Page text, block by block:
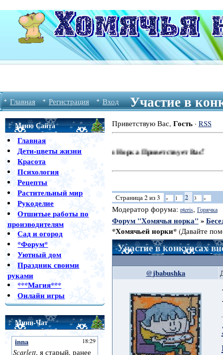
Главная Регистрация Вход Участие в
Меню Сайта
Главная
Дети-цветы жизни
Красота
Психология
Рецепты
Растительный мир
Рукоделие
Отшитые работы по
производителям
Сад и огород
*Форум*
Уютный дом
Праздник своими
руками
***Магия***
Онлайн игры
Мини-Чат
Приветствую Вас, Гость· RSS
Форум Хомячья Норка Приветствует Вас!
Страница2из3 « 1 2 3 »
Модератор форума: pteris, Горячка
Форум "Хомячья норка" »
*Хомячьей норки* (Давайте
Участие в конкурсах
@jbabushka